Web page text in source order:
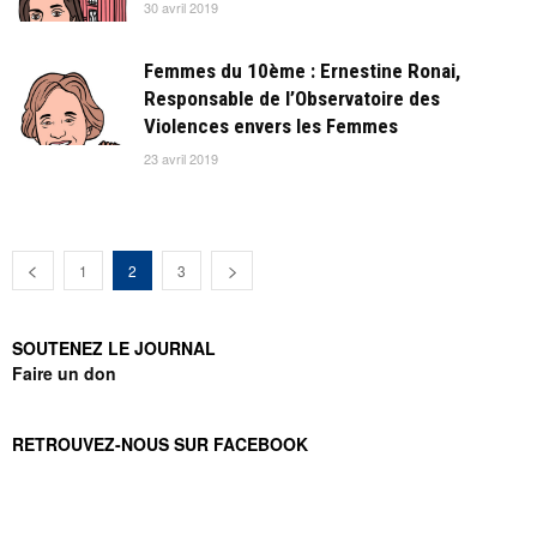
30 avril 2019
Femmes du 10ème : Ernestine Ronai,
Responsable de l’Observatoire des
Violences envers les Femmes
23 avril 2019
1 2 3
SOUTENEZ LE JOURNAL
Faire un don
RETROUVEZ-NOUS SUR FACEBOOK